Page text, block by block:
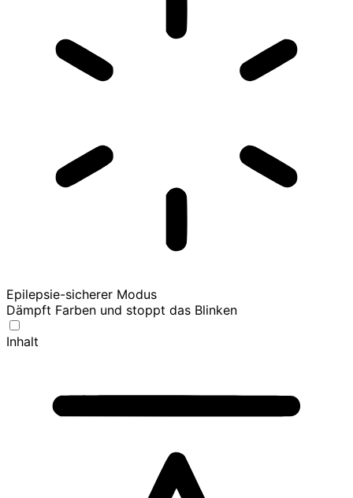
Epilepsie-sicherer Modus
Dämpft Farben und stoppt das Blinken
Inhalt